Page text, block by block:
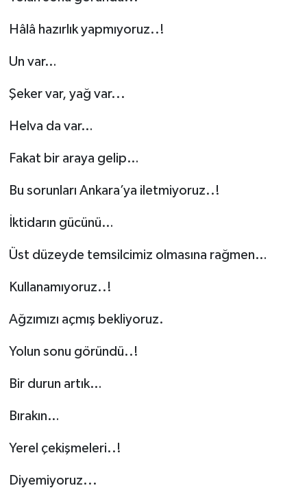
Hâlâ hazırlık yapmıyoruz..!
Un var…
Şeker var, yağ var...
Helva da var…
Fakat bir araya gelip…
Bu sorunları Ankara’ya iletmiyoruz..!
İktidarın gücünü…
Üst düzeyde temsilcimiz olmasına rağmen…
Kullanamıyoruz..!
Ağzımızı açmış bekliyoruz.
Yolun sonu göründü..!
Bir durun artık…
Bırakın…
Yerel çekişmeleri..!
Diyemiyoruz...